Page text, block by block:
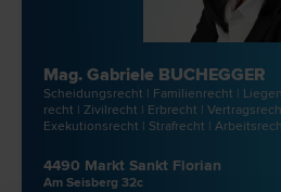
Mag. Gabriele BUCHEGGER
Scheidungs­recht | Familien­recht |
recht | Zivil­recht | Erb­recht |
Exekutions­recht | Straf­recht |
4490 Markt Sankt Florian
Am Seisberg 32c